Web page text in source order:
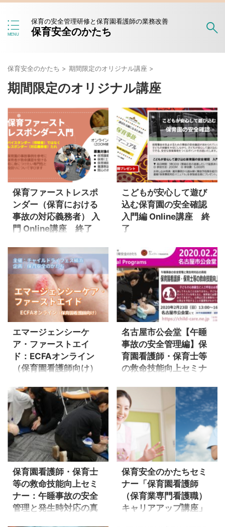
保育の安全管理研修と保育園看護師の業務改善
保育安全のかたち
保育安全のかたち > 期間限定のオリジナル講座 >
期間限定のオリジナル講座
保育ファーストレスポ
ンダー（保育における
事故の対応義務者） 入
門 Online講座 終了
（bystander）とは「傍観者、
その場に居合わせた人」を意
味します。救命講習の参加者
は事故現場に出くわした場合
に備えて、バイスタンダーと
して緊急通報（119番）をはじ
め心肺蘇生や、AEDの使用方
法といった救助に携わるため
の技能を教わります。 そのバ
イスタンダーに対して、幼稚
園教諭といった教育施設職員
やこども園ほか保育施設職員
止に務めつつ子どもの事故に
備えるファーストレスポンダ
ー（対応義務者）に位置づけ
られます。本講座では、保育
事故の検証報告書をふり返り
ながら、 ...
こどもが安心して遊び
込む保育園の安全確認
入門編 Online講座 終
了
事故の裁判例２０選の判決に
関する解説とともに、事故
（または裁判）に至った保育
実践の問題点について遠藤が
語った、弁護士との共著「選
ばれる園になるための保育事
故対応マニュアル」を、本講
座お申し込みのみなさん全員
にもれなく差し上げます。 保
育が子どもの命にかかわる仕
事である以上、保育者は常に
過去の重大事故に学び、再発
を取ることができるのか自ら
の保育実践に照らして考えつ
づけなければなりません。本
講座では、保育事故を防止す
る安全確認のポイントに触れ
ながら、子ども ...
エマージェンシーケ
ア・ファーストエイ
ド：ECFAオンライン
（保育園看護師向け）
開催時間：各日 13:00～18:00
オンライン開催（申込締め切
りは開催日の7日前）主催：チ
ャイルドライフェス横浜（共
催：保育安全のかたち） 開催
日程 6/27（日）
13:00~18:00（通常のセミナー
にくらべて、1時間長く開催し
ます） 募集締切 7/18（日）
13:00~18:00（通常のセミナー
にくらべて、1時間長く開催し
ます） 募集締切 9/11（土）
名古屋市公会堂【午睡
事故の安全管理編】保
育園看護師・保育士等
の救命技能向上セミナ
本セミナーの実施内容2月23日
（日）10:00～12:002月23日
（日）13:00～16:00保育園看
護師・保育士等の救命技能向
上セミナー演習：ポケットマ
スク活用の心肺蘇生－〇保育
園看護師・保育士等の救命技
能向上セミナー講義：午睡時
間の安全管理 - 失敗事例との
比較－〇保育園看護師（保育
業専門看護職）キャリア入門
講座人気講座の名古屋初開催
保育園看護師・保育士
等の救命技能向上セミ
ナー：午睡事故の安全
管理と発生時対応の真
保育安全のかたちセミ
ナー「保育園看護師
（保育業専門看護職）
キャリアアップ講座」